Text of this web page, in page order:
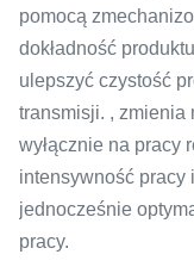
pomocą
dokładność
ulepszyć czystość
transmisji. , zmienia
wyłącznie na pracy
intensywność pracy
jednocześnie
pracy.